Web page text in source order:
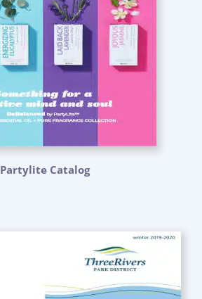
Partylite Catalog